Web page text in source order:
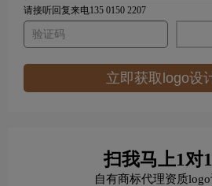
请接听回复来电135 0150 2207
立即获取logo设
扫我马上1对
自有商标代理资质logo